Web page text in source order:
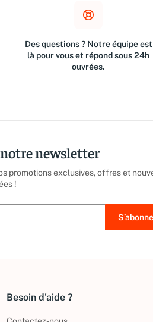
Des questions ? Notre équipe est
là pour vous et répond sous 24h
ouvrées.
newsletter
promotions exclusives, offres et
!
Besoin d'aide ?